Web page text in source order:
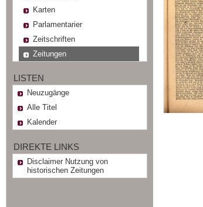
Karten
Parlamentarier
Zeitschriften
Zeitungen
LISTEN
Neuzugänge
Alle Titel
Kalender
DIREKTE LINKS
Disclaimer Nutzung von
historischen Zeitungen